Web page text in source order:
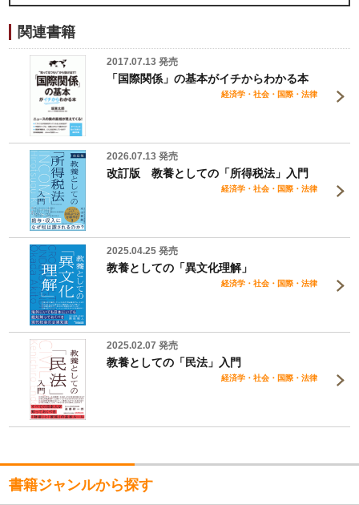
関連書籍
2017.07.13 発売
「国際関係」の基本がイチからわかる本
経済学・社会・国際・法律
2026.07.13 発売
改訂版 教養としての「所得税法」入門
経済学・社会・国際・法律
2025.04.25 発売
教養としての「異文化理解」
経済学・社会・国際・法律
2025.02.07 発売
教養としての「民法」入門
経済学・社会・国際・法律
書籍ジャンルから探す